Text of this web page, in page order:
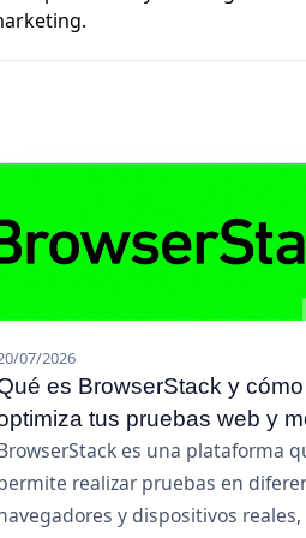
07/2026
es BrowserStack y cómo
tus pruebas web y
es una plataforma
realizar pruebas en
y dispositivos reales,